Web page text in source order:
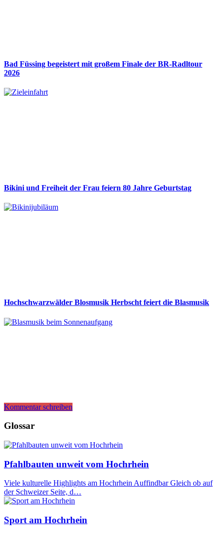
Bad Füssing begeistert mit großem Finale der BR-Radltour
2026
Bikini und Freiheit der Frau feiern 80 Jahre Geburtstag
Hochschwarzwälder Blosmusik Herbscht feiert die Blasmusik
Kommentar schreiben
Glossar
Pfahlbauten unweit vom Hochrhein
Viele kulturelle Highlights am Hochrhein Auffindbar Gleich ob auf
der Schweizer Seite, d…
Sport am Hochrhein